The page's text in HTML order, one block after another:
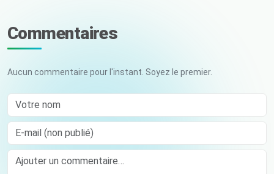
Commentaires
Aucun commentaire pour l'instant. Soyez le premier.
Votre nom
E-mail (non publié)
Comment